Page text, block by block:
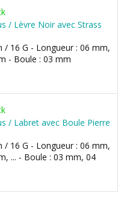
/ Lèvre Noir avec Strass
/ 16 G - Longueur : 06 mm,
- Boule : 03 mm
/ Labret avec Boule Pierre
/ 16 G - Longueur : 06 mm,
... - Boule : 03 mm, 04